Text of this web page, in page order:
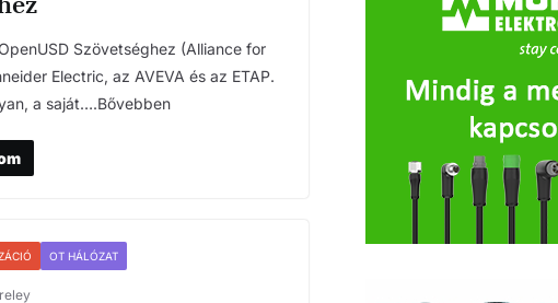
Szövetséghez (Alliance for
Electric, az AVEVA és az ETAP.
a saját….Bővebben
OT HÁLÓZAT